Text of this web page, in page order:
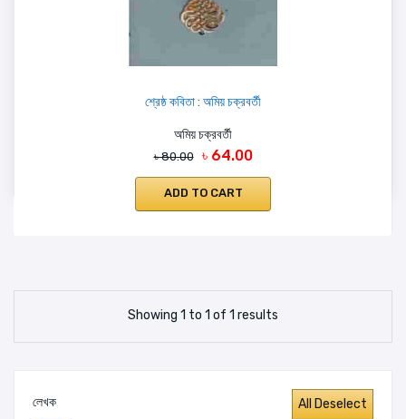
লেখক
শ্রেষ্ঠ কবিতা : অমিয় চক্রবর্তী
অমিয় চক্রবর্তী
৳ 80.00 ৳ 64.00
ADD TO CART
Showing 1 to 1 of 1 results